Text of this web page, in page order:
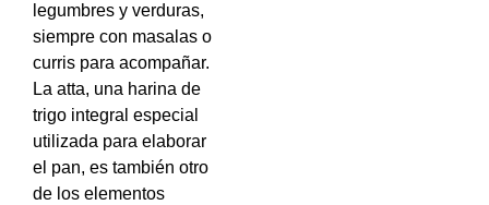
legumbres y verduras,
siempre con masalas o
curris para acompañar.
La atta, una harina de
trigo integral especial
utilizada para elaborar
el pan, es también otro
de los elementos